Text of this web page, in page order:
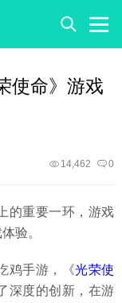
使命》游戏
0
14,462
的重要一环，游戏
验。
鸡手游，《光荣使
深度的创新，在游